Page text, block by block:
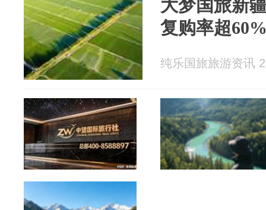
大梦国旅新
复购率超
纯乐国旅旅游资讯